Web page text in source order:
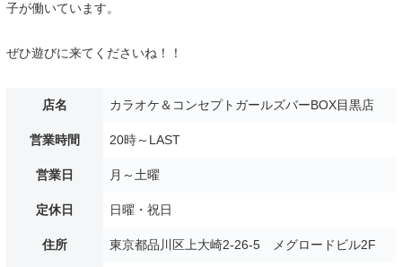
子が働いています。
ぜひ遊びに来てくださいね！！
店名 カラオケ＆コンセプトガールズバーBOX目黒店
営業時間 20時～LAST
営業日 月～土曜
定休日 日曜・祝日
住所 東京都品川区上大崎2-26-5 メグロードビル2F